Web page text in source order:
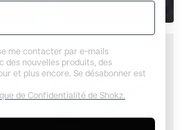
me contacter par e-mails
des nouvelles produits, des
et plus encore. Se désabonner est
de Confidentialité de Shokz.